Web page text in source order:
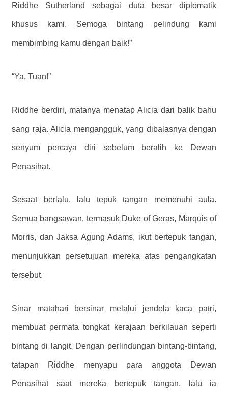
Riddhe Sutherland sebagai duta besar diplomatik
khusus kami. Semoga bintang pelindung kami
membimbing kamu dengan baik!”
“Ya, Tuan!”
Riddhe berdiri, matanya menatap Alicia dari balik bahu
sang raja. Alicia mengangguk, yang dibalasnya dengan
senyum percaya diri sebelum beralih ke Dewan
Penasihat.
Sesaat berlalu, lalu tepuk tangan memenuhi aula.
Semua bangsawan, termasuk Duke of Geras, Marquis of
Morris, dan Jaksa Agung Adams, ikut bertepuk tangan,
menunjukkan persetujuan mereka atas pengangkatan
tersebut.
Sinar matahari bersinar melalui jendela kaca patri,
membuat permata tongkat kerajaan berkilauan seperti
bintang di langit. Dengan perlindungan bintang-bintang,
tatapan Riddhe menyapu para anggota Dewan
Penasihat saat mereka bertepuk tangan, lalu ia